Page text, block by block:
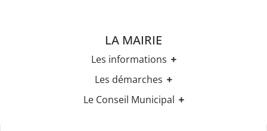
LA MAIRIE
Les informations
Les horaires
Les élections
Les démarches
Etat-civil
Recensement militaire
Le Conseil Municipal